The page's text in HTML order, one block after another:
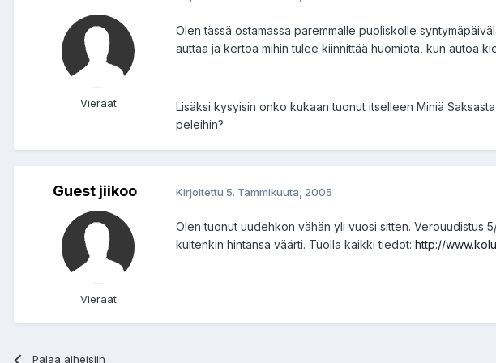
Vieraat
Olen tässä ostamassa paremmalle puoliskolle
auttaa ja kertoa mihin tulee kiinnittää huomiota, kun autoa
Lisäksi kysyisin onko kukaan tuonut itselleen Miniä
peleihin?
Guest jiikoo
Vieraat
Kirjoitettu 5. Tammikuuta, 2005
Olen tuonut uudehkon vähän yli vuosi sitten.
kuitenkin hintansa väärti. Tuolla kaikki tiedot: http://
Palaa aiheisiin